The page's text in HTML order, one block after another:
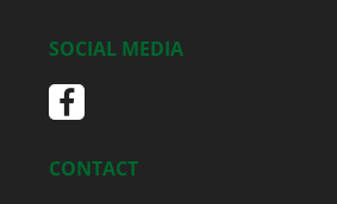
SOCIAL MEDIA
CONTACT